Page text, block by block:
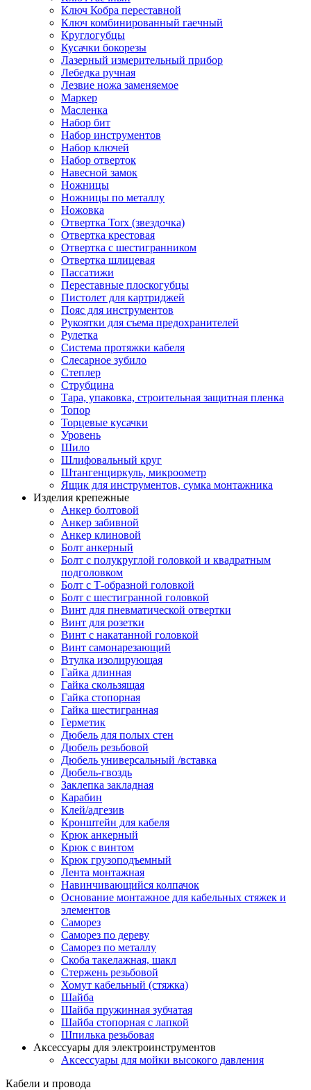
Ключ Кобра переставной
Ключ комбинированный гаечный
Круглогубцы
Кусачки бокорезы
Лазерный измерительный прибор
Лебедка ручная
Лезвие ножа заменяемое
Маркер
Масленка
Набор бит
Набор инструментов
Набор ключей
Набор отверток
Навесной замок
Ножницы
Ножницы по металлу
Ножовка
Отвертка Torx (звездочка)
Отвертка крестовая
Отвертка с шестигранником
Отвертка шлицевая
Пассатижи
Переставные плоскогубцы
Пистолет для картриджей
Пояс для инструментов
Рукоятки для съема предохранителей
Рулетка
Система протяжки кабеля
Слесарное зубило
Степлер
Струбцина
Тара, упаковка, строительная защитная пленка
Топор
Торцевые кусачки
Уровень
Шило
Шлифовальный круг
Штангенциркуль, микроометр
Ящик для инструментов, сумка монтажника
Изделия крепежные
Анкер болтовой
Анкер забивной
Анкер клиновой
Болт анкерный
Болт с полукруглой головкой и квадратным
подголовком
Болт с Т-образной головкой
Болт с шестигранной головкой
Винт для пневматической отвертки
Винт для розетки
Винт с накатанной головкой
Винт самонарезающий
Втулка изолирующая
Гайка длинная
Гайка скользящая
Гайка стопорная
Гайка шестигранная
Герметик
Дюбель для полых стен
Дюбель резьбовой
Дюбель универсальный /вставка
Дюбель-гвоздь
Заклепка закладная
Карабин
Клей/адгезив
Кронштейн для кабеля
Крюк анкерный
Крюк с винтом
Крюк грузоподъемный
Лента монтажная
Навинчивающийся колпачок
Основание монтажное для кабельных стяжек и
элементов
Саморез
Саморез по дереву
Саморез по металлу
Скоба такелажная, шакл
Стержень резьбовой
Хомут кабельный (стяжка)
Шайба
Шайба пружинная зубчатая
Шайба стопорная с лапкой
Шпилька резьбовая
Аксессуары для электроинструментов
Аксессуары для мойки высокого давления
Кабели и провода